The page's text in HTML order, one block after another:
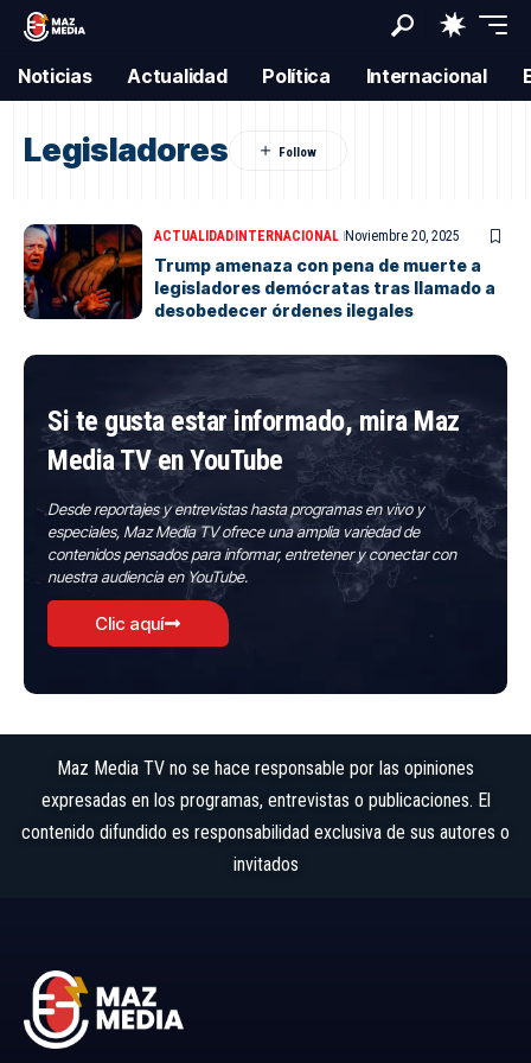
Noticias Actualidad Política Internacional
Legisladores
ACTUALIDADINTERNACIONAL Noviembre 20, 2025
Trump amenaza con pena de muerte a
legisladores demócratas tras llamado a
desobedecer órdenes ilegales
Si te gusta estar informado, mira Maz
Media TV en YouTube
Desde reportajes y entrevistas hasta programas en vivo y
especiales, Maz Media TV ofrece una amplia variedad de
contenidos pensados para informar, entretener y conectar con
nuestra audiencia en YouTube.
Clic aquí
Maz Media TV no se hace responsable por las opiniones
expresadas en los programas, entrevistas o publicaciones. El
contenido difundido es responsabilidad exclusiva de sus autores o
invitados